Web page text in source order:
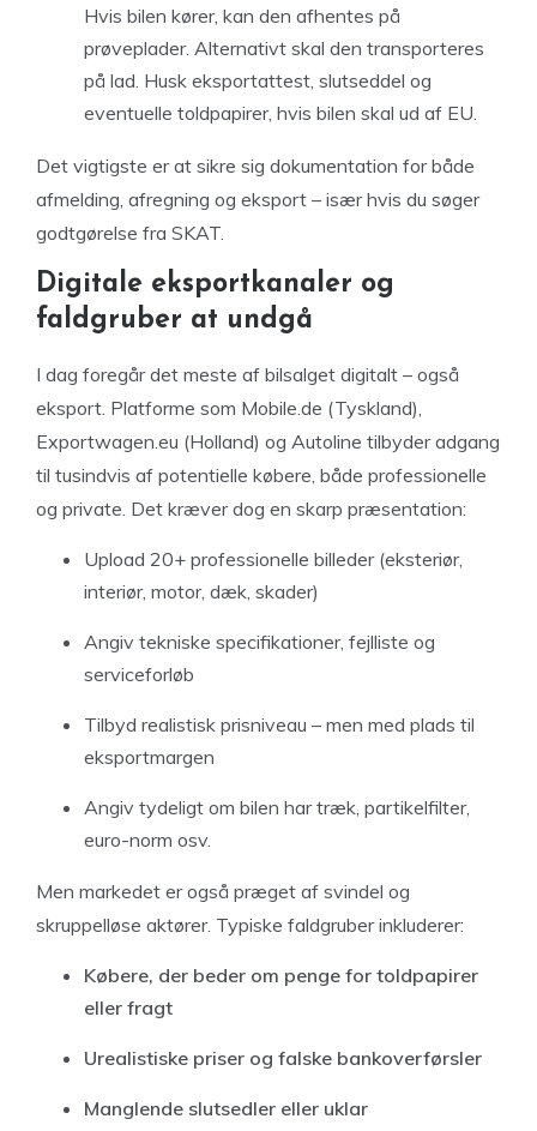
Hvis bilen kører, kan den afhentes på
prøveplader. Alternativt skal den transporteres
på lad. Husk eksportattest, slutseddel og
eventuelle toldpapirer, hvis bilen skal ud af EU.
Det vigtigste er at sikre sig dokumentation for både
afmelding, afregning og eksport – især hvis du søger
godtgørelse fra SKAT.
Digitale eksportkanaler og
faldgruber at undgå
I dag foregår det meste af bilsalget digitalt – også
eksport. Platforme som Mobile.de (Tyskland),
Exportwagen.eu (Holland) og Autoline tilbyder adgang
til tusindvis af potentielle købere, både professionelle
og private. Det kræver dog en skarp præsentation:
Upload 20+ professionelle billeder (eksteriør,
interiør, motor, dæk, skader)
Angiv tekniske specifikationer, fejlliste og
serviceforløb
Tilbyd realistisk prisniveau – men med plads til
eksportmargen
Angiv tydeligt om bilen har træk, partikelfilter,
euro-norm osv.
Men markedet er også præget af svindel og
skruppelløse aktører. Typiske faldgruber inkluderer:
Købere, der beder om penge for toldpapirer
eller fragt
Urealistiske priser og falske bankoverførsler
Manglende slutsedler eller uklar